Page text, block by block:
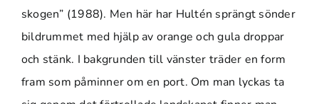
skogen” (1988). Men här har Hultén sprängt sönder
bildrummet med hjälp av orange och gula droppar
och stänk. I bakgrunden till vänster träder en form
fram som påminner om en port. Om man lyckas ta